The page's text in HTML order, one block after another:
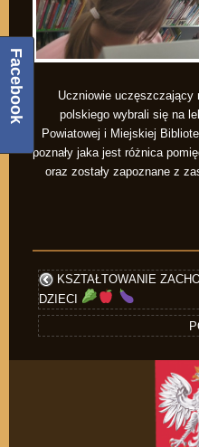
Uczniowie uczęszczający
polskiego wybrali się na
Powiatowej i Miejskiej
poznały jaka jest różnica
oraz zostały zapoznane z
KSZTAŁTOWANIE
DZIECI
Facebook